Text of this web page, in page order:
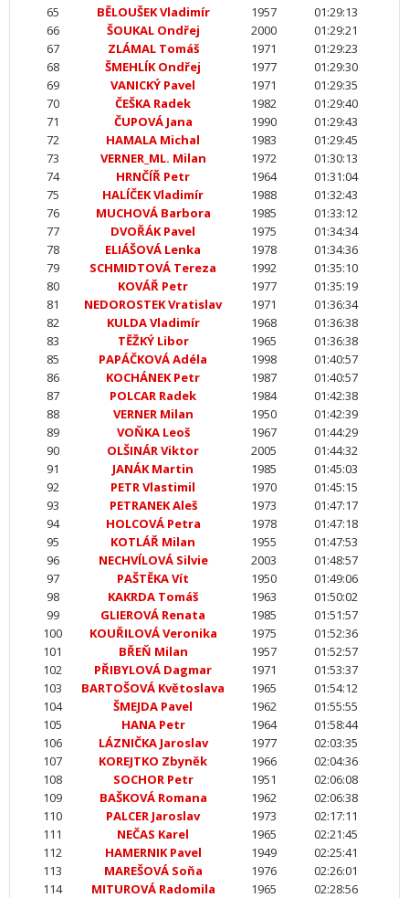
65
BĚLOUŠEK Vladimír 1957
01:29:13
66
ŠOUKAL Ondřej 2000
01:29:21
67
ZLÁMAL Tomáš 1971
01:29:23
68
ŠMEHLÍK Ondřej 1977
01:29:30
69
VANICKÝ Pavel 1971
01:29:35
70
ČEŠKA Radek 1982
01:29:40
71
ČUPOVÁ Jana 1990
01:29:43
72
HAMALA Michal 1983
01:29:45
73
VERNER_ML. Milan 1972
01:30:13
74
HRNČÍŘ Petr 1964
01:31:04
75
HALÍČEK Vladimír 1988
01:32:43
76
MUCHOVÁ Barbora 1985
01:33:12
77
DVOŘÁK Pavel 1975
01:34:34
78
ELIÁŠOVÁ Lenka 1978
01:34:36
79
SCHMIDTOVÁ Tereza 1992
01:35:10
80
KOVÁŘ Petr 1977
01:35:19
81
NEDOROSTEK Vratislav 1971
01:36:34
82
KULDA Vladimír 1968
01:36:38
83
TĚŽKÝ Libor 1965
01:36:38
85
PAPÁČKOVÁ Adéla 1998
01:40:57
86
KOCHÁNEK Petr 1987
01:40:57
87
POLCAR Radek 1984
01:42:38
88
VERNER Milan 1950
01:42:39
89
VOŇKA Leoš 1967
01:44:29
90
OLŠINÁR Viktor 2005
01:44:32
91
JANÁK Martin 1985
01:45:03
92
PETR Vlastimil 1970
01:45:15
93
PETRANEK Aleš 1973
01:47:17
94
HOLCOVÁ Petra 1978
01:47:18
95
KOTLÁŘ Milan 1955
01:47:53
96
NECHVÍLOVÁ Silvie 2003
01:48:57
97
PAŠTĚKA Vít 1950
01:49:06
98
KAKRDA Tomáš 1963
01:50:02
99
GLIEROVÁ Renata 1985
01:51:57
100
KOUŘILOVÁ Veronika 1975
01:52:36
101
BŘEŇ Milan 1957
01:52:57
102
PŘIBYLOVÁ Dagmar 1971
01:53:37
103
BARTOŠOVÁ Květoslava 1965
01:54:12
104
ŠMEJDA Pavel 1962
01:55:55
105
HANA Petr 1964
01:58:44
106
LÁZNIČKA Jaroslav 1977
02:03:35
107
KOREJTKO Zbyněk 1966
02:04:36
108
SOCHOR Petr 1951
02:06:08
109
BAŠKOVÁ Romana 1962
02:06:38
110
PALCER Jaroslav 1973
02:17:11
111
NEČAS Karel 1965
02:21:45
112
HAMERNIK Pavel 1949
02:25:41
113
MAREŠOVÁ Soňa 1976
02:26:01
114
MITUROVÁ Radomila 1965
02:28:56